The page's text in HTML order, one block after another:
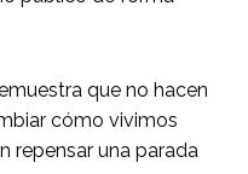
que no hacen
cómo vivimos
repensar una parada